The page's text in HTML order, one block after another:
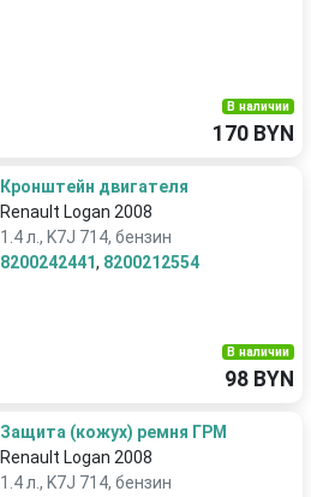
В наличии
170 BYN
Кронштейн двигателя
Renault Logan 2008
1.4 л., K7J 714, бензин
8200242441, 8200212554
В наличии
98 BYN
Защита (кожух) ремня ГРМ
Renault Logan 2008
1.4 л., K7J 714, бензин